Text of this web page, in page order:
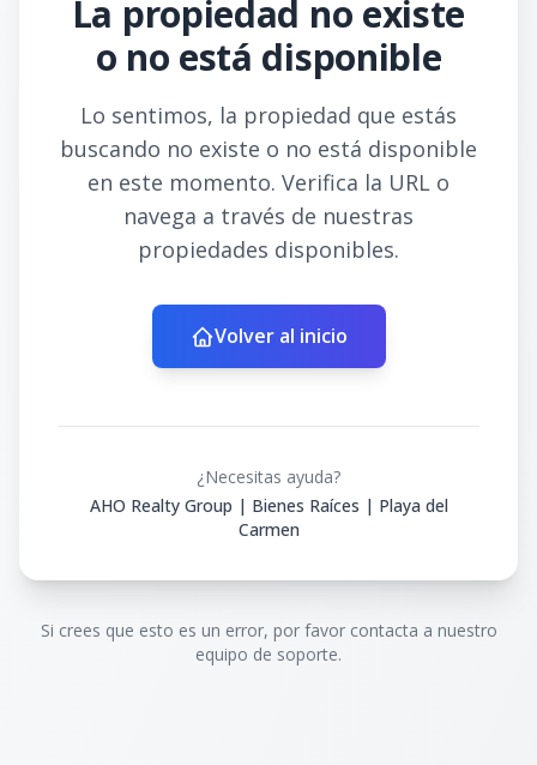
La propiedad no existe
o no está disponible
Lo sentimos, la propiedad que estás
buscando no existe o no está disponible
en este momento. Verifica la URL o
navega a través de nuestras
propiedades disponibles.
Volver al inicio
¿Necesitas ayuda?
AHO Realty Group | Bienes Raíces | Playa del
Carmen
Si crees que esto es un error, por favor contacta a nuestro
equipo de soporte.